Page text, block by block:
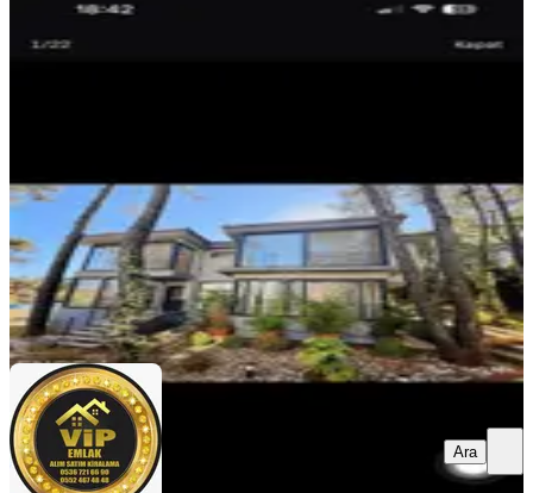
Gülağzı Mahallesinde Kiralık Triplex
100.000 ₺
VİP GAYRİMENKUL DANIŞMANLIĞIÖmer Emre
Ara
Ara